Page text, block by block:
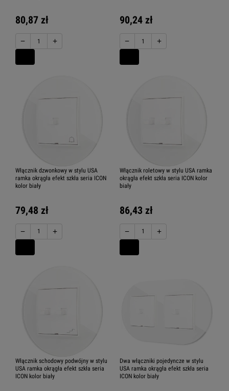
Karlik ICON USA jednoklawiszowy
Karlik ICON USA dwuklawiszowy
Karlik ICON ładowarki USB
Karlik ICON gniazda antenowe
arlik ICON ramki zaokrąglone
80,87 zł
− +
90,24 zł
− +
Włącznik dzwonkowy w stylu USA
ramka okrągła efekt szkła seria ICON
kolor biały
79,48 zł
− +
Włącznik roletowy w stylu USA ramka
okrągła efekt szkła seria ICON kolor
biały
86,43 zł
− +
Włącznik schodowy podwójny w stylu
USA ramka okrągła efekt szkła seria
ICON kolor biały
Dwa włączniki pojedyncze w stylu
USA ramka okrągła efekt szkła seria
ICON kolor biały